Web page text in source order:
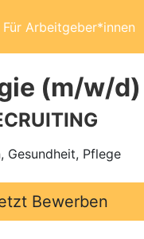
Für Arbeitgeber*innen
(m/w/d)
Gesundheit, Pflege
Bewerben